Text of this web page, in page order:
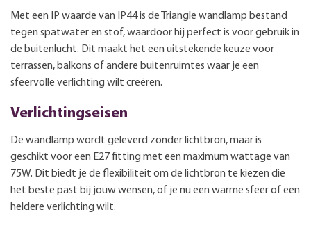
Met een IP waarde van IP44 is de Triangle wandlamp bestand
tegen spatwater en stof, waardoor hij perfect is voor gebruik in
de buitenlucht. Dit maakt het een uitstekende keuze voor
terrassen, balkons of andere buitenruimtes waar je een
sfeervolle verlichting wilt creëren.
Verlichtingseisen
De wandlamp wordt geleverd zonder lichtbron, maar is
geschikt voor een E27 fitting met een maximum wattage van
75W. Dit biedt je de flexibiliteit om de lichtbron te kiezen die
het beste past bij jouw wensen, of je nu een warme sfeer of een
heldere verlichting wilt.